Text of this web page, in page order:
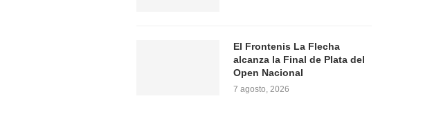
El Frontenis La Flecha
alcanza la Final de Plata del
Open Nacional
7 agosto, 2026